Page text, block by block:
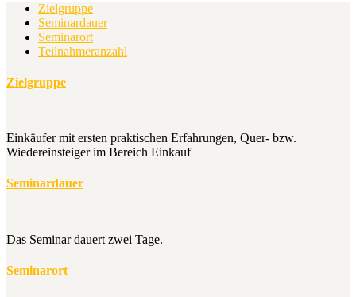
Zielgruppe
Seminardauer
Seminarort
Teilnahmeranzahl
Zielgruppe
Einkäufer mit ersten praktischen Erfahrungen, Quer- bzw.
Wiedereinsteiger im Bereich Einkauf
Seminardauer
Das Seminar dauert zwei Tage.
Seminarort